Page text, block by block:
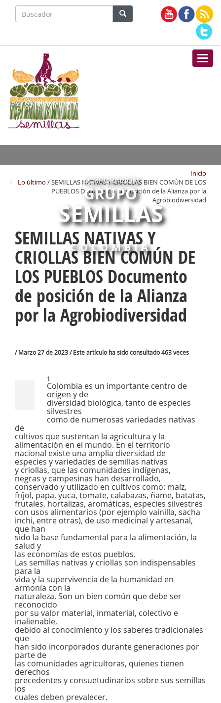
CORPORACIÓN
GRUPO
SEMILLAS
COLOMBIA
Inicio
Lo último / SEMILLAS NATIVAS Y CRIOLLAS BIEN COMÚN DE LOS
PUEBLOS Documento de posición de la Alianza por la
Agrobiodiversidad
SEMILLAS NATIVAS Y
CRIOLLAS BIEN COMÚN DE
LOS PUEBLOS Documento
de posición de la Alianza
por la Agrobiodiversidad
/ Marzo 27 de 2023 / Este artículo ha sido consultado 463 veces
1
Colombia es un importante centro de
origen y de
diversidad biológica, tanto de especies
silvestres
como de numerosas variedades nativas
de
cultivos que sustentan la agricultura y la
alimentación en el mundo. En el territorio
nacional existe una amplia diversidad de
especies y variedades de semillas nativas
y criollas, que las comunidades indígenas,
negras y campesinas han desarrollado,
conservado y utilizado en cultivos como: maíz,
fríjol, papa, yuca, tomate, calabazas, ñame, batatas,
frutales, hortalizas, aromáticas, especies silvestres
con usos alimentarios (por ejemplo vainilla, sacha
inchi, entre otras), de uso medicinal y artesanal,
que han
sido la base fundamental para la alimentación, la
salud y
las economías de estos pueblos.
Las semillas nativas y criollas son indispensables
para la
vida y la supervivencia de la humanidad en
armonía con la
naturaleza. Son un bien común que debe ser
reconocido
por su valor material, inmaterial, colectivo e
inalienable,
debido al conocimiento y los saberes tradicionales
que
han sido incorporados durante generaciones por
parte de
las comunidades agricultoras, quienes tienen
derechos
precedentes y consuetudinarios sobre sus semillas
los
cuales deben prevalecer.